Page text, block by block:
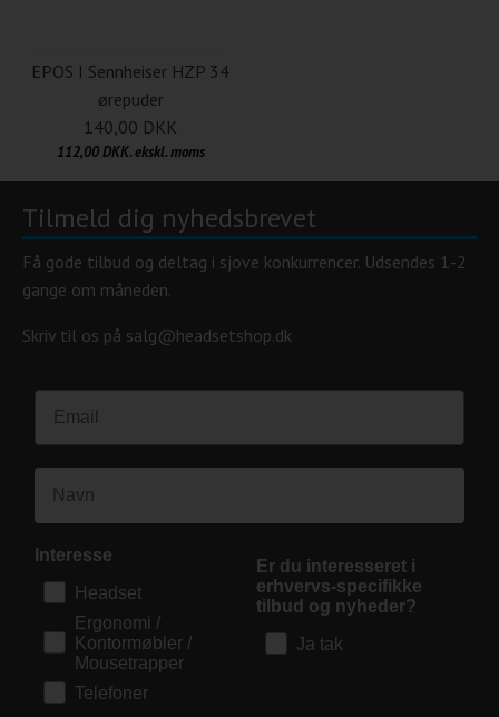
EPOS I Sennheiser HZP 34
ørepuder
140,00 DKK
112,00 DKK. ekskl. moms
Tilmeld dig nyhedsbrevet
Få gode tilbud og deltag i sjove konkurrencer. Udsendes 1-2
gange om måneden.
Skriv til os på salg@headsetshop.dk
Interesse
Headset
Ergonomi /
Kontormøbler /
Mousetrapper
Telefoner
Er du interesseret i
erhvervs-specifikke
tilbud og nyheder?
Ja tak